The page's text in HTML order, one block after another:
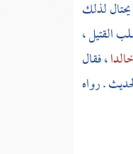
يحتال لذلك
القتيل ،
، فقال
. رواه